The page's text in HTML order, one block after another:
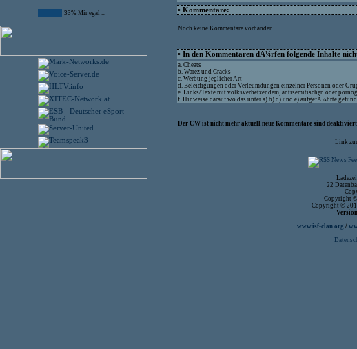
33% Mir egal ... • Kommentare:
Noch keine Kommentare vorhanden
• In den Kommentaren dÃ¼rfen folgende Inhalte
a. Cheats
b. Warez und Cracks
c. Werbung jeglicher Art
d. Beleidigungen oder Verleumdungen einzelner Personen oder
e. Links/Texte mit volksverhetzendem, antisemitischen oder
f. Hinweise darauf wo das unter a) b) d) und e) aufgefÃ¼hrte
Der CW ist nicht mehr aktuell neue Kommentare sind deaktiviert
Link
22
Copyright ©
Copyright ©
www.isf-clan.org /